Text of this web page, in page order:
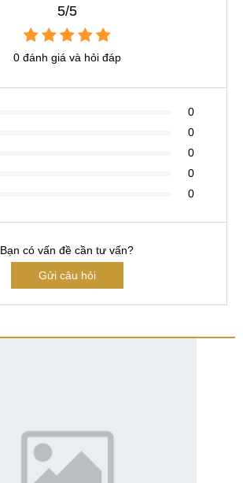
5/5
0 đánh giá và hỏi đáp
0
0
0
0
0
Bạn có vấn đề cần tư vấn?
Gửi câu hỏi